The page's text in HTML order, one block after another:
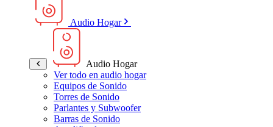
Audio Hogar
Audio Hogar
Ver todo en audio hogar
Equipos de Sonido
Torres de Sonido
Parlantes y Subwoofer
Barras de Sonido